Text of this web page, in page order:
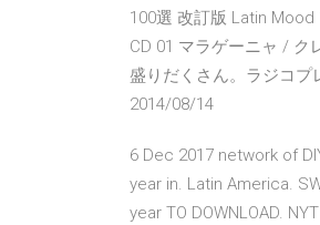
100選 改訂版 Latin Mood
CD 01 マラゲーニャ / ク
盛りだくさん。ラジコプ
2014/08/14
6 Dec 2017 network of
year in. Latin America.
year TO DOWNLOAD.